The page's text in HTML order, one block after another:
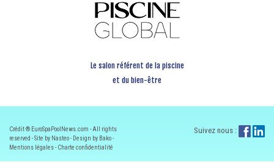
Le salon référent de la piscine
et du bien-être
Crédit ® EuroSpaPoolNews.com - All rights
reserved - Site by Nasteo - Design by Bako -
Mentions légales-Charte confidentialité
Suivez nous :